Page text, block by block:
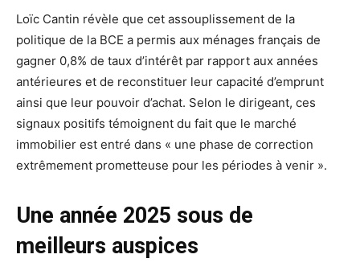
Loïc Cantin révèle que cet assouplissement de la
politique de la BCE a permis aux ménages français de
gagner 0,8% de taux d’intérêt par rapport aux années
antérieures et de reconstituer leur capacité d’emprunt
ainsi que leur pouvoir d’achat. Selon le dirigeant, ces
signaux positifs témoignent du fait que le marché
immobilier est entré dans « une phase de correction
extrêmement prometteuse pour les périodes à venir ».
Une année 2025 sous de
meilleurs auspices